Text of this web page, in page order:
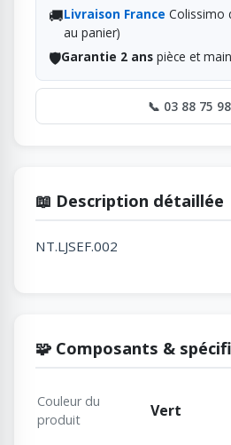
🚚Livraison France Colissimo
au panier)
🛡️Garantie 2 anspièce et
📞 03 88 75
📖 Description détaillée
NT.LJSEF.002
🧩 Composants &
Couleur du
produit
Vert